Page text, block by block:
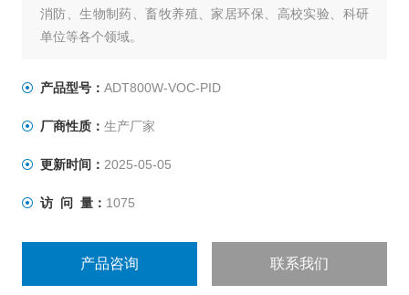
消防、生物制药、畜牧养殖、家居环保、高校实验、科研
单位等各个领域。
产品型号： ADT800W-VOC-PID
厂商性质： 生产厂家
更新时间： 2025-05-05
访 问 量： 1075
产品咨询 联系我们